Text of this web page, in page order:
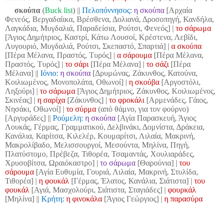
σκούπα(Buck list) || Πελοπόννησος: η σκούπα [Αρχαία
Φενεός, Βεργαδαίικα, Βρέσθενα, Δολιανά, Δροσοπηγή, Κανδήλα,
Λαγκάδια, Μυγδαλιά, Παραδείσια, Ρούτσι, Φενεός] | το σάρωμα
[Άγιος Δημήτριος, Καστρί, Κάτω Λουσοί, Κρέστενα, Λεβίδι,
Λυγουριό, Μυγδαλιά, Ρούτσι, Σκεπαστό, Σπαρτιά] | α σκούπα
[Πέρα Μέλανα, Πραστός, Τυρός] | α σάρουμα [Πέρα Μέλανα,
Πραστός, Τυρός] | το σάρι [Πέρα Μέλανα] | το σάζι [Πέρα
Μέλανα] || Ιόνιο: η σκούπα [Δρυμώνας, Ζάκυνθος, Κατούνα,
Κοιλιωμένος, Μονοπολάτα, Οθωνοί] | η σκούβα [Αργοστόλι,
Ληξούρι] | το σάρωμα [Άγιος Δημήτριος, Ζάκυνθος, Κοιλιωμένος,
Σκινέας] | η σαρίχα [Ζάκυνθος] | το φροκάλι [Αρμενάδες, Γάιος,
Νησάκι, Οθωνοί] | το σύρμα (από θάμνο, για τον φούρνο)
[Αργυράδες] || Ρούμελη: η σκούπα [Αγία Παρασκευή, Άγιος
Λουκάς, Γέρμας, Γραμματικού, Δελβινάκι, Δομνίστα, Δράκεια,
Κανάλια, Καρίτσα, Κιλελέρ, Κουμαρίτσι, Λιλαία, Μακρινή,
Μακρολίβαδο, Μελισσουργοί, Μεσούντα, Μηλίνα, Πηγή,
Πλατύστομο, Πρέβεζα, Τιθορέα, Τσαμαντάς, Χουλιαράδες,
Χρυσοβίτσα, Ωραιόκαστρο] | το σάρωμα [Θαρούνια] | του
σάρουμα [Αγία Ευθυμία, Γουριά, Λιλαία, Μακρινή, Στυλίδα,
Τιθορέα] | η φουκάλ [Γέρμας, Έλατος, Κανάλια, Σιάτιστα] | του
φουκάλ [Αγιά, Μασχολούρι, Σιάτιστα, Σταγιάδες] | φουρκάλ
[Μηλίνα] || Κρήτη: η φινοκάλα [Άγιος Γεώργιος] | η παρασύρα